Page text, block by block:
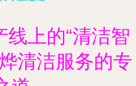
上的“清洁智
清洁服务的专